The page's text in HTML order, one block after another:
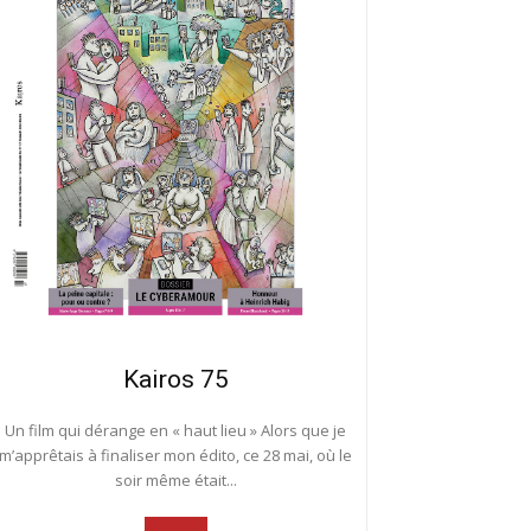
Kairos 75
Un film qui dérange en « haut lieu » Alors que je
m’apprêtais à finaliser mon édito, ce 28 mai, où le
soir même était...